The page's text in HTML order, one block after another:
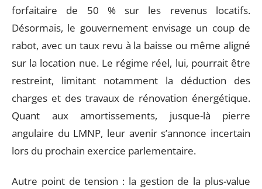
forfaitaire de 50 % sur les revenus locatifs.
Désormais, le gouvernement envisage un coup de
rabot, avec un taux revu à la baisse ou même aligné
sur la location nue. Le régime réel, lui, pourrait être
restreint, limitant notamment la déduction des
charges et des travaux de rénovation énergétique.
Quant aux amortissements, jusque-là pierre
angulaire du LMNP, leur avenir s’annonce incertain
lors du prochain exercice parlementaire.
Autre point de tension : la gestion de la plus-value